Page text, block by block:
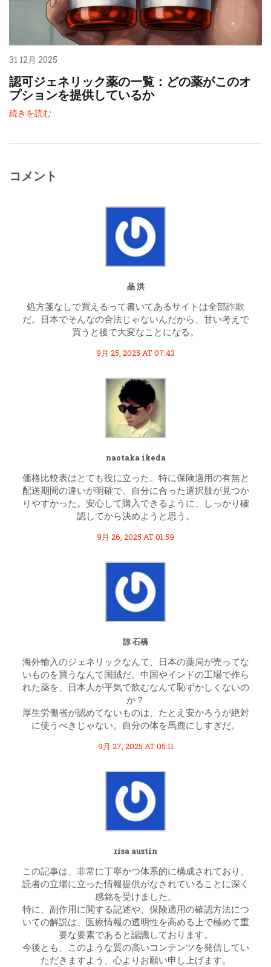
31 12月 2025
認可ジェネリック薬の一覧：どの薬がこのオ
プションを提供しているか
続きを読む
コメント
晶 洪
処方箋なしで買えるって書いてあるサイトは全部詐欺
だ。日本でそんなの合法じゃないんだから、甘い考えで
買うと後で大変なことになる。
9月 25, 2025 AT 07:43
naotaka ikeda
価格比較表はとても役に立った。特に保険適用の有無と
配送期間の違いが明確で、自分に合った選択肢が見つか
りやすかった。安心して購入できるように、しっかり確
認してから決めようと思う。
9月 26, 2025 AT 01:59
諒 石橋
海外輸入のジェネリックなんて、日本の薬局が売ってな
いものを買うなんて国賊だ。中国やインドの工場で作ら
れた薬を、日本人が平気で飲むなんて恥ずかしくないの
か？
厚生労働省が認めてないものは、たとえ安かろうが絶対
に使うべきじゃない。自分の体を馬鹿にしすぎだ。
9月 27, 2025 AT 05:11
risa austin
この記事は、非常に丁寧かつ体系的に構成されており、
読者の立場に立った情報提供がなされていることに深く
感銘を受けました。
特に、副作用に関する記述や、保険適用の確認方法につ
いての解説は、医療情報の透明性を高める上で極めて重
要な要素であると認識しております。
今後とも、このような質の高いコンテンツを発信してい
ただきますよう、心よりお願い申し上げます。